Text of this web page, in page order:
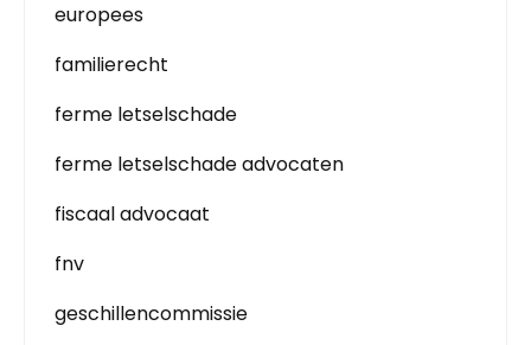
europees
familierecht
ferme letselschade
ferme letselschade advocaten
fiscaal advocaat
fnv
geschillencommissie